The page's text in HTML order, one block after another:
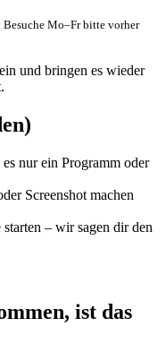
Besuche Mo–Fr bitte vorher
und bringen es wieder
nur ein Programm oder
Screenshot machen
– wir sagen dir den
ist das